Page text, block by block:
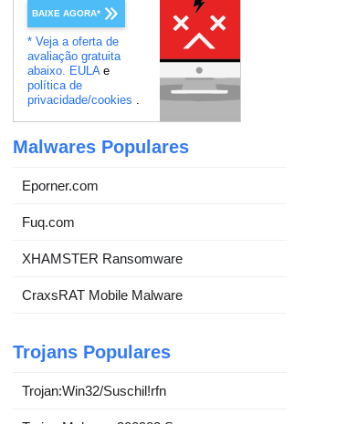
BAIXE AGORA*
* Veja a oferta de
avaliação gratuita
abaixo. EULAe
política de
privacidade/cookies
Malwares Populares
Eporner.com
Fuq.com
XHAMSTER Ransomware
CraxsRAT Mobile Malware
Trojans Populares
Trojan:Win32/Suschil!rfn